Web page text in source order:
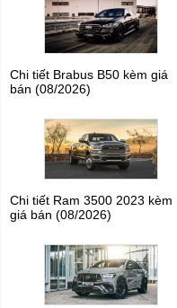
Chi tiết Brabus B50 kèm giá
bán (08/2026)
Chi tiết Ram 3500 2023 kèm
giá bán (08/2026)